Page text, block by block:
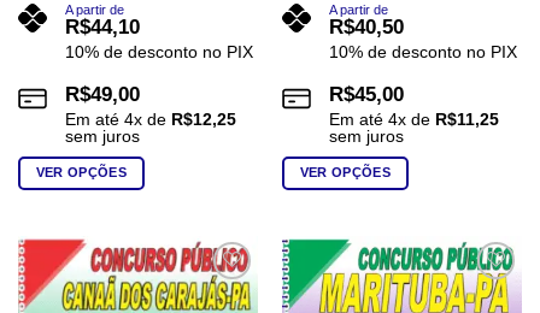
A partir de
R$44,10
10% de desconto no PIX
R$49,00
Em até 4x de R$12,25
sem juros
VER OPÇÕES
tem
várias
variantes.
A partir de
R$40,50
10% de desconto no PIX
R$45,00
Em até 4x de R$11,25
sem juros
VER OPÇÕES
tem
várias
variantes.
Add to
wishlist
Add to
wishlist